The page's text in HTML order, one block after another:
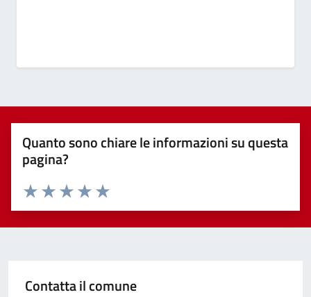
Quanto sono chiare le informazioni su questa
pagina?
Valuta 5 stelle su 5
Valuta 4 stelle su 5
Valuta 3 stelle su 5
Valuta 2 stelle su 5
Valuta 1 stelle su 5
Contatta il comune